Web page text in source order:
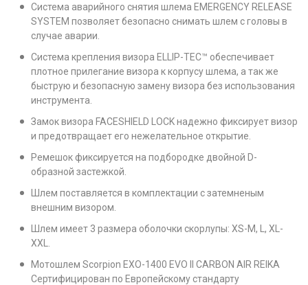
Система аварийного снятия шлема EMERGENCY RELEASE
SYSTEM позволяет безопасно снимать шлем с головы в
случае аварии.
Система крепления визора ELLIP-TEC™ обеспечивает
плотное прилегание визора к корпусу шлема, а так же
быструю и безопасную замену визора без использования
инструмента.
Замок визора FACESHIELD LOCK надежно фиксирует визор
и предотвращает его нежелательное открытие.
Ремешок фиксируется на подбородке двойной D-
образной застежкой.
Шлем поставляется в комплектации с затемненым
внешним визором.
Шлем имеет 3 размера оболочки скорлупы: XS-M, L, XL-
XXL.
Мотошлем Scorpion EXO-1400 EVO II CARBON AIR REIKA
Сертифицирован по Европейскому стандарту